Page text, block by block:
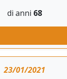
di anni 68
23/01/2021